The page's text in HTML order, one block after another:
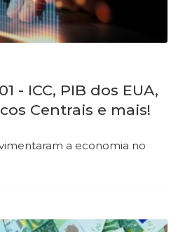
- ICC, PIB dos EUA,
Centrais e mais!
a economia no